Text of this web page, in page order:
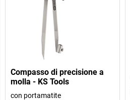
Compasso di precisione a
molla - KS Tools
con portamatite